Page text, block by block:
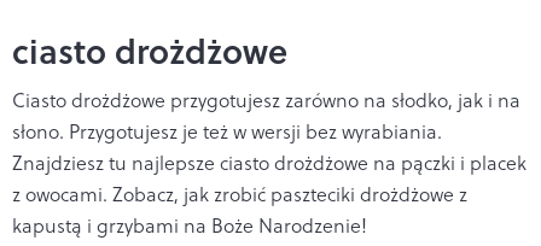
ciasto drożdżowe
Ciasto drożdżowe przygotujesz zarówno na słodko, jak i na
słono. Przygotujesz je też w wersji bez wyrabiania.
Znajdziesz tu najlepsze ciasto drożdżowe na pączki i placek
z owocami. Zobacz, jak zrobić paszteciki drożdżowe z
kapustą i grzybami na Boże Narodzenie!